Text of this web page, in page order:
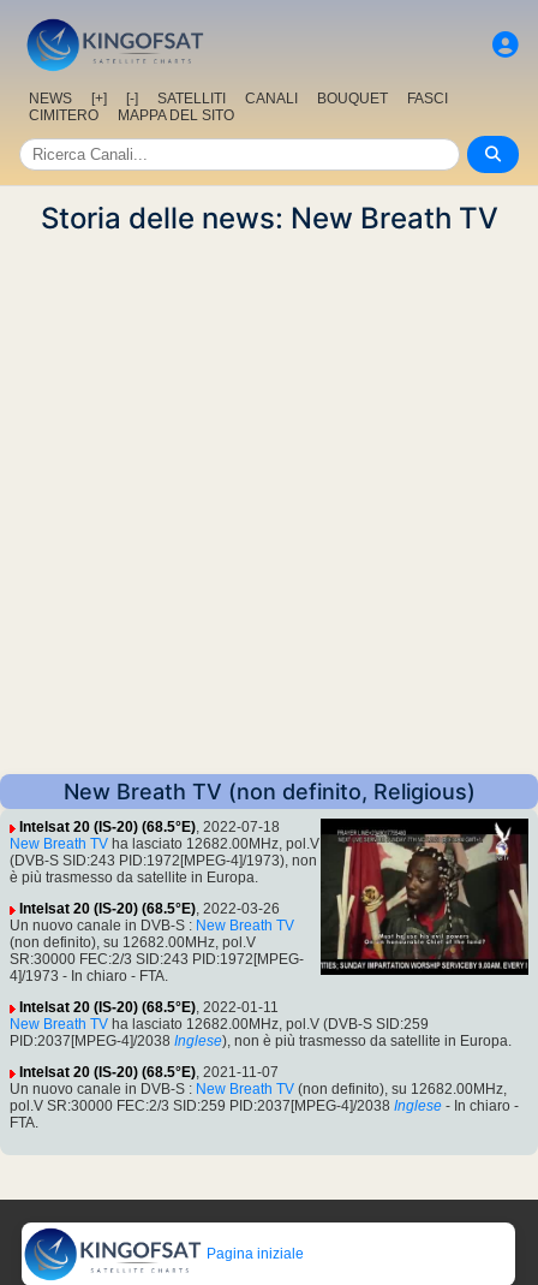
NEWS [+] [-] SATELLITI CANALI BOUQUET
FASCI
CIMITERO
MAPPA DEL SITO
Storia delle news: New Breath TV
New Breath TV (non definito, Religious)
Intelsat 20 (IS-20) (68.5°E), 2022-07-18
New Breath TV ha lasciato 12682.00MHz, pol.V
(DVB-S SID:243 PID:1972[MPEG-4]/1973), non
è più trasmesso da satellite in Europa.
Intelsat 20 (IS-20) (68.5°E), 2022-03-26
Un nuovo canale in DVB-S : New Breath TV
(non definito), su 12682.00MHz, pol.V
SR:30000 FEC:2/3 SID:243 PID:1972[MPEG-
4]/1973 - In chiaro - FTA.
Intelsat 20 (IS-20) (68.5°E), 2022-01-11
New Breath TV ha lasciato 12682.00MHz, pol.V (DVB-S SID:259
PID:2037[MPEG-4]/2038 Inglese), non è più trasmesso da satellite in Europa.
Intelsat 20 (IS-20) (68.5°E), 2021-11-07
Un nuovo canale in DVB-S : New Breath TV (non definito), su 12682.00MHz,
pol.V SR:30000 FEC:2/3 SID:259 PID:2037[MPEG-4]/2038 Inglese - In chiaro -
FTA.
Pagina iniziale